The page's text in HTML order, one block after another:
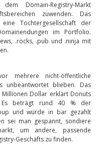
Domain-Registry-Markt
zuwenden. Das
Tochtergesellschaft der
im Portfolio.
.rocks, .pub und .ninja mit
mehrere nicht-öffentliche
unbeantwortet blieben. Das
Dollar erklärt Donuts
Es beträgt rund 40 % der
und würde in bar gezahlt
sei man gespannt, sondiere
um andere, passende
Geschäfts zu finden.